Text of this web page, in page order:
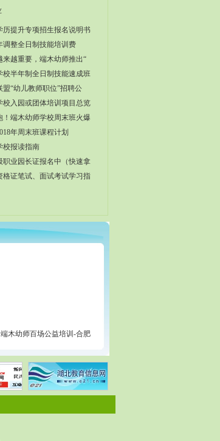
历提升专项招生报名说明书
调整全日制技能培训费
来越重要，端木幼师推出“
校半年制全日制技能速成班
盟“幼儿教师职位”招聘公
校入园或团体培训项目总览
！端木幼师学校周末班火爆
年周末班课程计划
校报读指南
职业园长证报名中（快速拿
格证笔试、面试考试学习指
端木幼师百场公益培训-合肥